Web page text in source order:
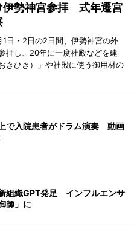
伊勢神宮参拝 式年遷宮
日・2日の2日間、伊勢神宮の外
拝し、20年に一度社殿などを建
きひき）」や社殿に使う御用材の
で入院患者がドラム演奏 動画
組織GPT発足 インフルエンサ
師」に